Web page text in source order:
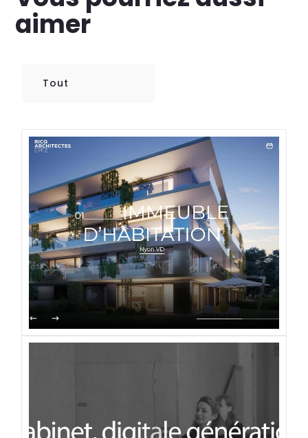
aimer
Tout